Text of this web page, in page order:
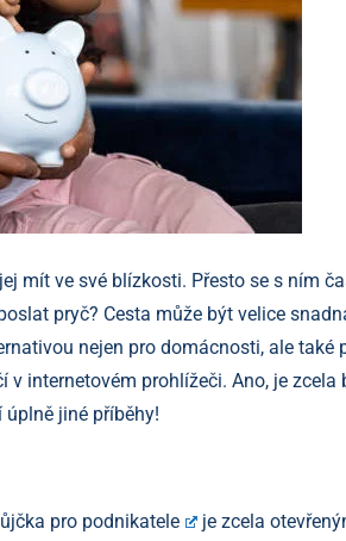
mít ve své blízkosti. Přesto se s ním
pryč? Cesta může být velice
nejen pro domácnosti, ale také
internetovém prohlížeči. Ano, je zcela
jiné příběhy!
pro podnikatele
je zcela